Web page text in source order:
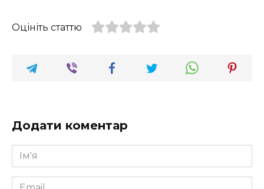
Оцініть статтю
Додати коментар
Ім'я
*
Email